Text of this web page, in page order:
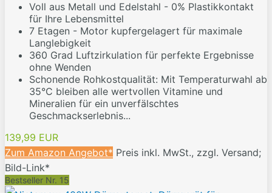
Voll aus Metall und Edelstahl - 0% Plastikkontakt
für Ihre Lebensmittel
7 Etagen - Motor kupfergelagert für maximale
Langlebigkeit
360 Grad Luftzirkulation für perfekte Ergebnisse
ohne Wenden
Schonende Rohkostqualität: Mit Temperaturwahl ab
35°C bleiben alle wertvollen Vitamine und
Mineralien für ein unverfälschtes
Geschmackserlebnis...
139,99 EUR
Zum Amazon Angebot* Preis inkl. MwSt., zzgl. Versand;
Bild-Link*
Bestseller Nr. 15